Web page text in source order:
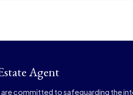
Agent
committed to safeguarding the